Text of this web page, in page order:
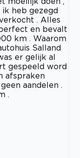
heb gezegd
. Alles
en bevalt
km . Waarom
Salland
er gelijk al
gespeeld word
afspraken
aandelen .
.